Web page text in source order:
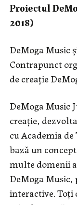
Proiectul
2018)
DeMoga Music
Contrapunct
de creație
DeMoga Music
creație,
cu Academia
bază un
multe domenii
DeMoga
interactive.